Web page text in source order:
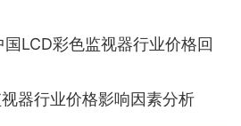
LCD彩色监视器行业价格回
器行业价格影响因素分析